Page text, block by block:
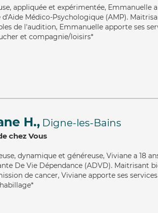
, appliquée et expérimentée, Emmanuelle
Médico-Psychologique (AMP).
de l'audition, Emmanuelle apporte ses
et compagnie/loisirs*
H., Digne-les-Bains
chez Vous
, dynamique et généreuse, Viviane a 18
De Vie Dépendance (ADVD). Maitrisant
de cancer, Viviane apporte ses